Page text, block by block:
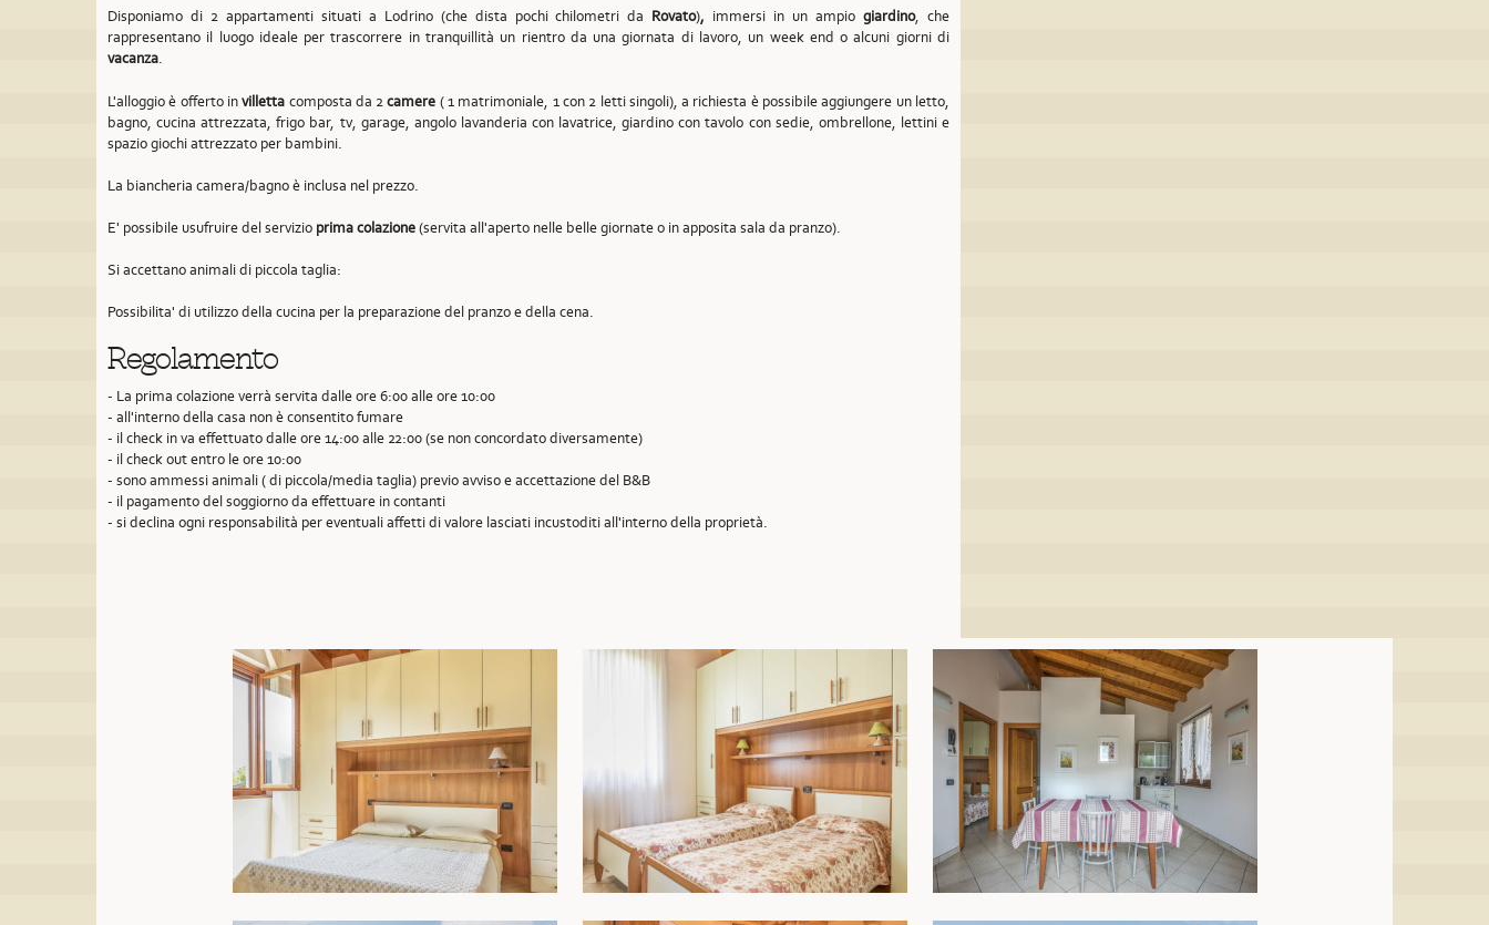
Disponiamo di 2 appartamenti situati a Lodrino (che dista pochi chilometri da Rovato), immersi in un ampiogiardino, che
rappresentano il luogo ideale per trascorrere in tranquillità un rientro da una giornata di lavoro, un week end o alcuni giorni di
vacanza.
L'alloggio è offerto invilletta composta da 2camere ( 1 matrimoniale, 1 con 2 letti singoli), a richiesta è possibile aggiungere un letto,
bagno, cucina attrezzata, frigo bar, tv, garage, angolo lavanderia con lavatrice, giardino con tavolo con sedie, ombrellone, lettini e
spazio giochi attrezzato per bambini.
La biancheria camera/bagno è inclusa nel prezzo.
E' possibile usufruire del servizio prima colazione(servita all'aperto nelle belle giornate o in apposita sala da pranzo).
Si accettano animali di piccola taglia:
Possibilita' di utilizzo della cucina per la preparazione del pranzo e della cena.
Regolamento
- La prima colazione verrà servita dalle ore 6:00 alle ore 10:00
- all'interno della casa non è consentito fumare
- il check in va effettuato dalle ore 14:00 alle 22:00 (se non concordato diversamente)
- il check out entro le ore 10:00
- sono ammessi animali ( di piccola/media taglia) previo avviso e accettazione del B&B
- il pagamento del soggiorno da effettuare in contanti
- si declina ogni responsabilità per eventuali affetti di valore lasciati incustoditi all'interno della proprietà.